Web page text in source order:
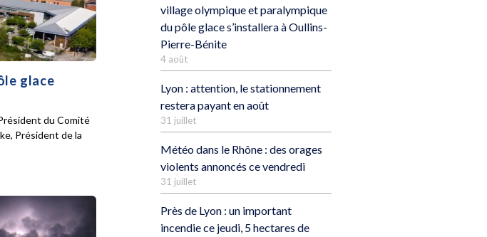
glace
du Comité
Président de la
village olympique et paralympique
du pôle glace s’installera à Oullins-
Pierre-Bénite
4 août
Lyon : attention, le stationnement
restera payant en août
31 juillet
Météo dans le Rhône : des orages
violents annoncés ce vendredi
31 juillet
Près de Lyon : un important
incendie ce jeudi, 5 hectares de